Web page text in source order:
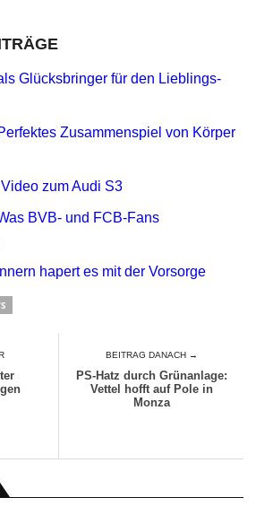
Glücksbringer für den Lieblings-
Zusammenspiel von Körper
zum Audi S3
BVB- und FCB-Fans
hapert es mit der Vorsorge
BEITRAG DANACH →
PS-Hatz durch Grünanlage:
Vettel hofft auf Pole in
Monza